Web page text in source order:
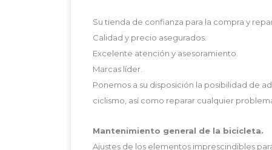
Su tienda de confianza para la compra y
Calidad y precio asegurados.
Excelente atención y asesoramiento.
Marcas líder.
Ponemos a su disposición la posibilidad de
ciclismo, así como reparar cualquier
Mantenimiento general de la bicicleta.
Ajustes de los elementos imprescindibles